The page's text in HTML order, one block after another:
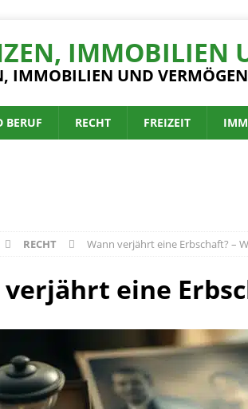
IMMOBILIEN
IMMOBILIEN UND
BERUF RECHT FREIZEIT
RECHT Wann verjährt eine Erbschaft? –
eine